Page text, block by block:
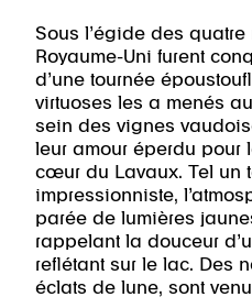
Sous l’égide des
Royaume-Uni furent
d’une tournée
virtuoses les a menés
sein des vignes
leur amour éperdu pour
cœur du Lavaux. Tel un
impressionniste,
parée de lumières
rappelant la douceur
reflétant sur le lac. Des
éclats de lune, sont